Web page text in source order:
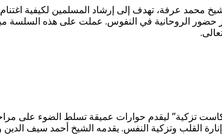
محمد عرفة، تهدف إلى إرشاد المسلمين لكيفية
الروحانية في النفوس. عملت على هذه السلسة
تزكية” ليقدم حوارات عميقة تسلط الضوء على
القلب وتزكية النفس. يقدمه الشيخ أحمد سيف